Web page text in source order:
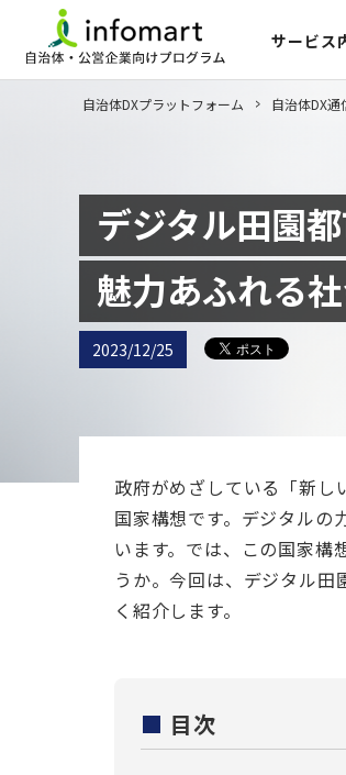
サービス
自治体DXプラットフォーム 自治体DX通
デジタル田園
魅力あふれる
2023/12/25
政府がめざしている「新し
国家構想です。デジタルの
います。では、この国家構
うか。今回は、デジタル
く紹介します。
■ 目次